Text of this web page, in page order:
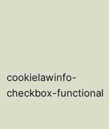
cookielawinfo-
checkbox-functional